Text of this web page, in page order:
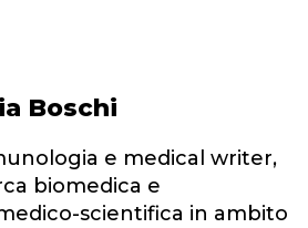
Boschi
e medical writer,
biomedica e
scientifica in ambito